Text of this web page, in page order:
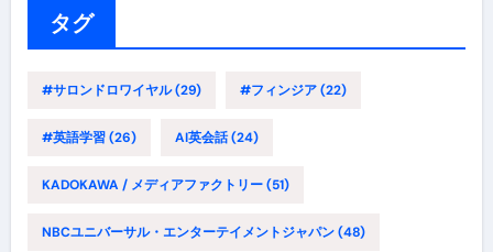
タグ
#サロンドロワイヤル(29) #フィンジア(22)
#英語学習(26) AI英会話(24)
KADOKAWA / メディアファクトリー(51)
NBCユニバーサル・エンターテイメントジャパン(48)